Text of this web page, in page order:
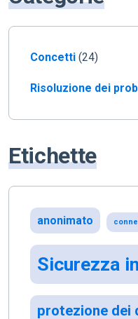
Concetti (24)
Risoluzione dei
Etichette
anonimato
Sicurezza
protezione dei